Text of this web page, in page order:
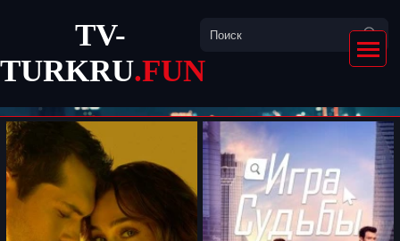
TV-
TURKRU.FUN